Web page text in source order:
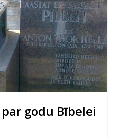
godu Bībelei